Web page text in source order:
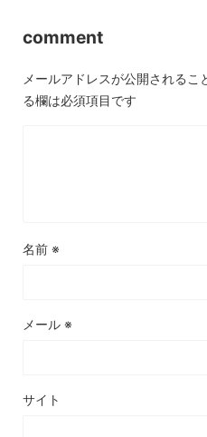
comment
メールアドレスが公開されるこ
る欄は必須項目です
名前 ※
メール ※
サイト